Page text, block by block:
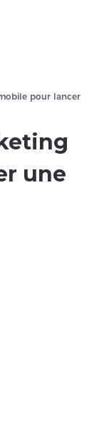
pour lancer
une